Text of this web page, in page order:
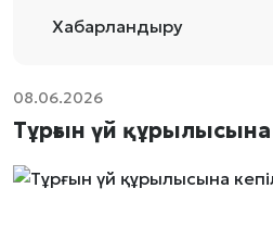
Хабарландыру
08.06.2026
Тұрғын үй құрылысына